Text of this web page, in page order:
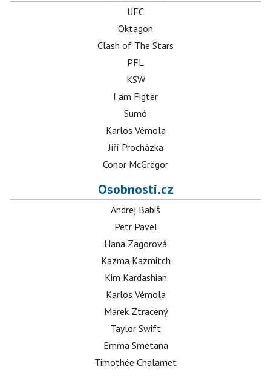
UFC
Oktagon
Clash of The Stars
PFL
KSW
I am Figter
Sumó
Karlos Vémola
Jiří Procházka
Conor McGregor
Osobnosti.cz
Andrej Babiš
Petr Pavel
Hana Zagorová
Kazma Kazmitch
Kim Kardashian
Karlos Vémola
Marek Ztracený
Taylor Swift
Emma Smetana
Timothée Chalamet